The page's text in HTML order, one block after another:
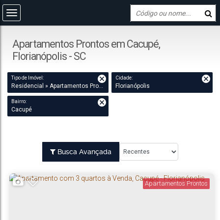
Apartamentos Prontos em Cacupé,
Florianópolis - SC
Tipo de Imóvel:
Residencial » Apartamentos Prontos
Cidade:
Florianópolis
Bairro:
Cacupé
Busca Avançada
Apartamentos Prontos